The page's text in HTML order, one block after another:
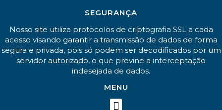
SEGURANÇA
Nosso site utiliza protocolos de criptografia SSL a cada
acesso visando garantir a transmissão de dados de forma
segura e privada, pois só podem ser decodificados por um
servidor autorizado, o que previne a interceptação
indesejada de dados.
MENU